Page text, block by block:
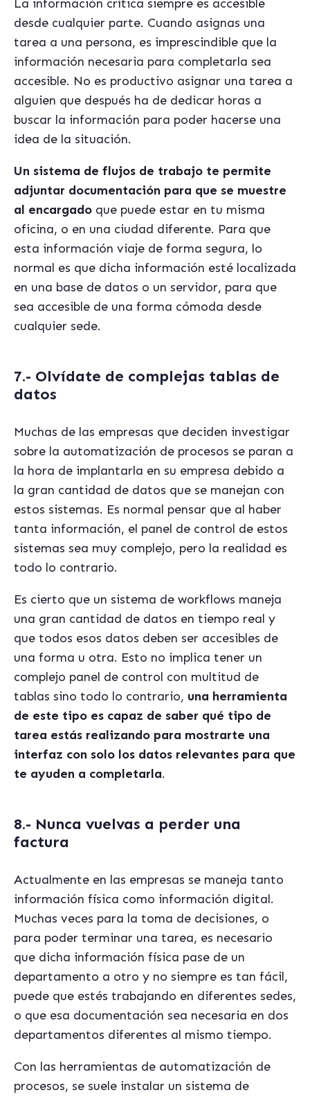
La información crítica siempre es accesible
desde cualquier parte. Cuando asignas una
tarea a una persona, es imprescindible que la
información necesaria para completarla sea
accesible. No es productivo asignar una tarea a
alguien que después ha de dedicar horas a
buscar la información para poder hacerse una
idea de la situación.
Un sistema de flujos de trabajo te permite
adjuntar documentación para que se muestre
al encargado que puede estar en tu misma
oficina, o en una ciudad diferente. Para que
esta información viaje de forma segura, lo
normal es que dicha información esté localizada
en una base de datos o un servidor, para que
sea accesible de una forma cómoda desde
cualquier sede.
7.- Olvídate de complejas tablas de
datos
Muchas de las empresas que deciden investigar
sobre la automatización de procesos se paran a
la hora de implantarla en su empresa debido a
la gran cantidad de datos que se manejan con
estos sistemas. Es normal pensar que al haber
tanta información, el panel de control de estos
sistemas sea muy complejo, pero la realidad es
todo lo contrario.
Es cierto que un sistema de workflows maneja
una gran cantidad de datos en tiempo real y
que todos esos datos deben ser accesibles de
una forma u otra. Esto no implica tener un
complejo panel de control con multitud de
tablas sino todo lo contrario, una herramienta
de este tipo es capaz de saber qué tipo de
tarea estás realizando para mostrarte una
interfaz con solo los datos relevantes para que
te ayuden a completarla.
8.- Nunca vuelvas a perder una
factura
Actualmente en las empresas se maneja tanto
información física como información digital.
Muchas veces para la toma de decisiones, o
para poder terminar una tarea, es necesario
que dicha información física pase de un
departamento a otro y no siempre es tan fácil,
puede que estés trabajando en diferentes sedes,
o que esa documentación sea necesaria en dos
departamentos diferentes al mismo tiempo.
Con las herramientas de automatización de
procesos, se suele instalar un sistema de